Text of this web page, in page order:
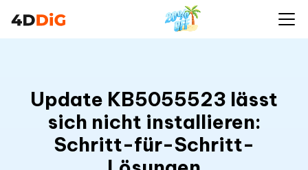
Update KB5055523 lässt
sich nicht installieren:
Schritt-für-Schritt-